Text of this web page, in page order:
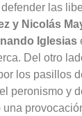
las
y Nicolás
Iglesias
Del otro
los pasillos
peronismo y